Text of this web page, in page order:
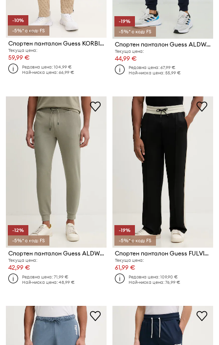
-10%
-5%* с код: FS
Спортен панталон Guess KORBIN
Текуща цена:
59,99 €
Редовна цена:104,99 €
Най-ниска цена:66,99 €
-19%
-5%* с код: FS
Спортен панталон Guess ALDWIN
Текуща цена:
44,99 €
Редовна цена:67,99 €
Най-ниска цена:55,99 €
-12%
-5%* с код: FS
Спортен панталон Guess ALDWIN
Текуща цена:
42,99 €
Редовна цена:71,99 €
Най-ниска цена:48,99 €
-19%
-5%* с код: FS
Спортен панталон Guess FULVIO
Текуща цена:
61,99 €
Редовна цена:109,90 €
Най-ниска цена:76,99 €